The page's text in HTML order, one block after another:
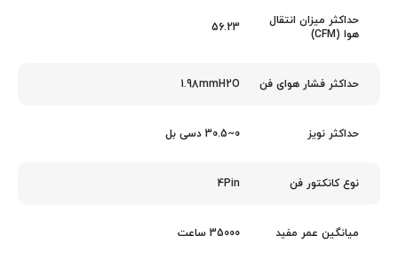
حداکثر میزان انتقال
هوا (CFM)
56.23
حداکثر فشار هوای فن 1.98mmH2O
حداکثر نویز 0~30.5 دسی بل
نوع کانکتور فن 4Pin
میانگین عمر مفید 35000 ساعت